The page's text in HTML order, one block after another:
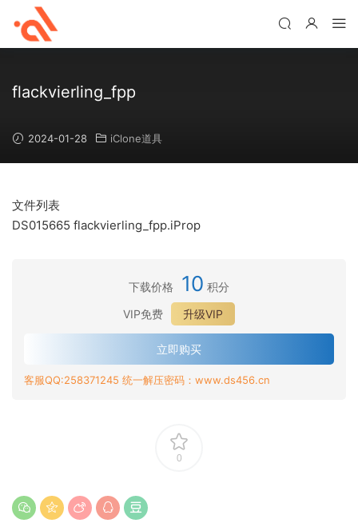
flackvierling_fpp
2024-01-28 iClone道具
文件列表
DS015665 flackvierling_fpp.iProp
下载价格 10 积分
VIP免费
升级VIP
立即购买
客服QQ:258371245 统一解压密码：www.ds456.cn
0